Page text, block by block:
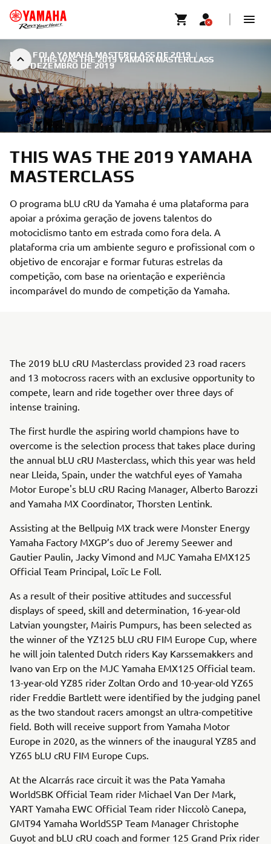
THIS WAS THE 2019 YAMAHA MASTERCLASS
ESTA FOI A YAMAHA MASTERCLASS DE 2019 |
2 DE DEZEMBRO DE 2019
THIS WAS THE 2019 YAMAHA
MASTERCLASS
O programa bLU cRU da Yamaha é uma plataforma para
apoiar a próxima geração de jovens talentos do
motociclismo tanto em estrada como fora dela. A
plataforma cria um ambiente seguro e profissional com o
objetivo de encorajar e formar futuras estrelas da
competição, com base na orientação e experiência
incomparável do mundo de competição da Yamaha.
The 2019 bLU cRU Masterclass provided 23 road racers
and 13 motocross racers with an exclusive opportunity to
compete, learn and ride together over three days of
intense training.
The first hurdle the aspiring world champions have to
overcome is the selection process that takes place during
the annual bLU cRU Masterclass, which this year was held
near Lleida, Spain, under the watchful eyes of Yamaha
Motor Europe's bLU cRU Racing Manager, Alberto Barozzi
and Yamaha MX Coordinator, Thorsten Lentink.
Assisting at the Bellpuig MX track were Monster Energy
Yamaha Factory MXGP’s duo of Jeremy Seewer and
Gautier Paulin, Jacky Vimond and MJC Yamaha EMX125
Official Team Principal, Loïc Le Foll.
As a result of their positive attitudes and successful
displays of speed, skill and determination, 16-year-old
Latvian youngster, Mairis Pumpurs, has been selected as
the winner of the YZ125 bLU cRU FIM Europe Cup, where
he will join talented Dutch riders Kay Karssemakkers and
Ivano van Erp on the MJC Yamaha EMX125 Official team.
13-year-old YZ85 rider Zoltan Ordo and 10-year-old YZ65
rider Freddie Bartlett were identified by the judging panel
as the two standout racers amongst an ultra-competitive
field. Both will receive support from Yamaha Motor
Europe in 2020, as the winners of the inaugural YZ85 and
YZ65 bLU cRU FIM Europe Cups.
At the Alcarrás race circuit it was the Pata Yamaha
WorldSBK Official Team rider Michael Van Der Mark,
YART Yamaha EWC Official Team rider Niccolò Canepa,
GMT94 Yamaha WorldSSP Team Manager Christophe
Guyot and bLU cRU coach and former 125 Grand Prix rider